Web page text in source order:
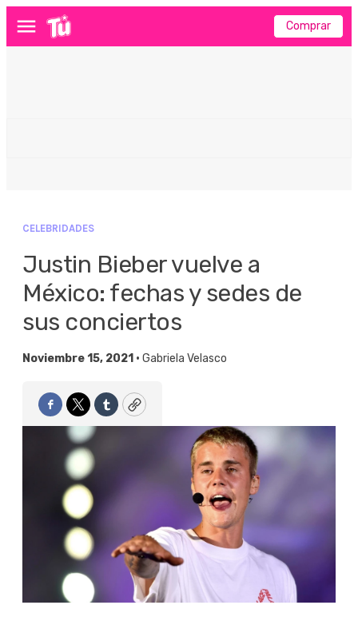
Menú Comprar
CELEBRIDADES
Justin Bieber vuelve a
México: fechas y sedes de
sus conciertos
Noviembre 15, 2021 • Gabriela Velasco
Facebook
TwitterTumblrCopy